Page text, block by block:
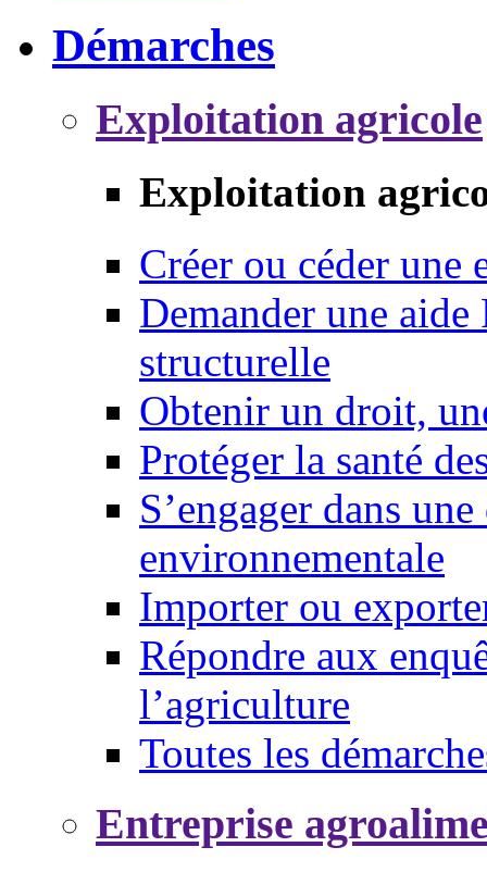
Démarches
Exploitation agricole
Exploitation
Créer ou céder une
Demander une
structurelle
Obtenir un droit,
Protéger la santé
S’engager dans
environnementale
Importer ou
Répondre aux
l’agriculture
Toutes les
Entreprise